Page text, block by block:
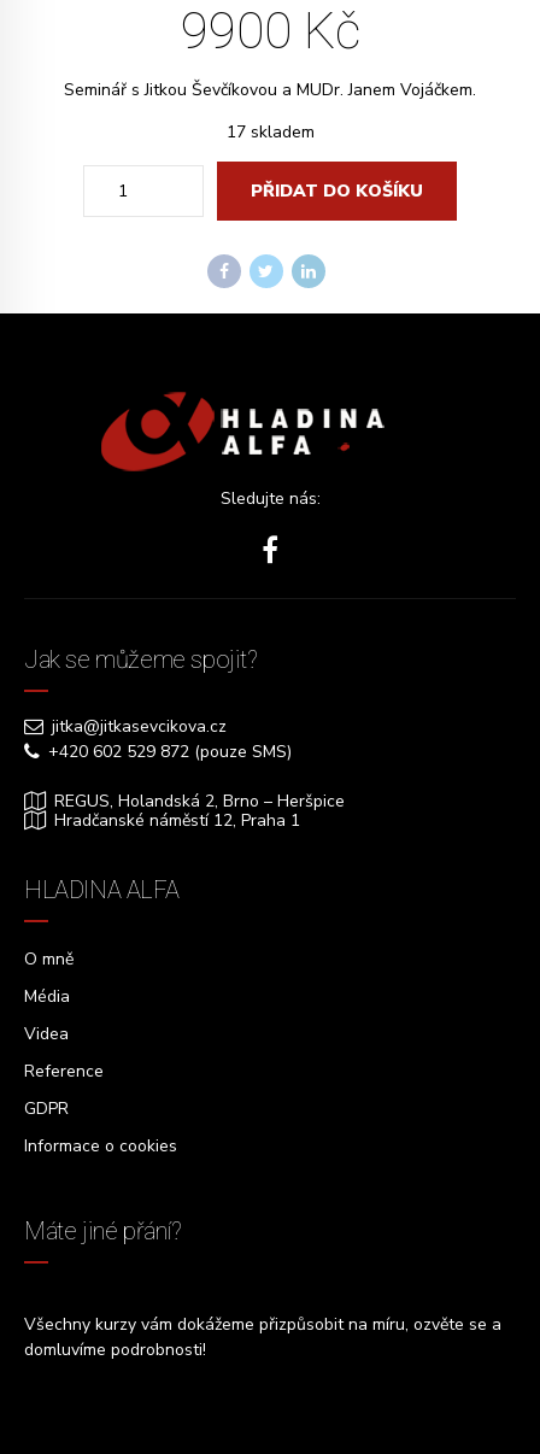
9900 Kč
Seminář s Jitkou Ševčíkovou a MUDr. Janem Vojáčkem.
17 skladem
PŘIDAT DO KOŠÍKU
Sledujte nás:
Jak se můžeme spojit?
jitka@jitkasevcikova.cz
+420 602 529 872 (pouze SMS)
REGUS, Holandská 2, Brno – Heršpice
Hradčanské náměstí 12, Praha 1
HLADINA ALFA
O mně
Média
Videa
Reference
GDPR
Informace o cookies
Máte jiné přání?
Všechny kurzy vám dokážeme přizpůsobit na míru, ozvěte se a
domluvíme podrobnosti!